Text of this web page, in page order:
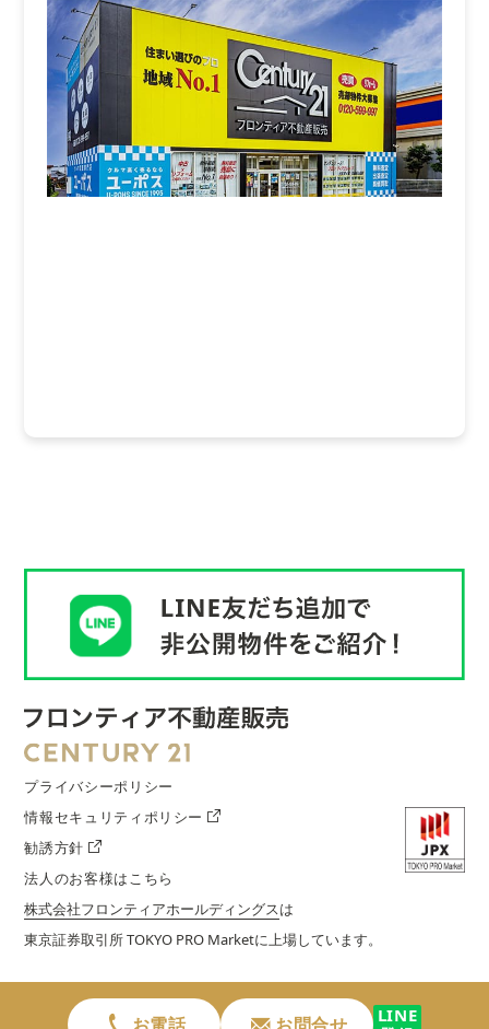
LINE
プライバシーポリシー
情報セキュリティポリシー
勧誘方針
法人のお客様はこちら
株式会社フロンティアホールディングスは
東京証券取引所 TOKYO PRO Marketに上場しています。